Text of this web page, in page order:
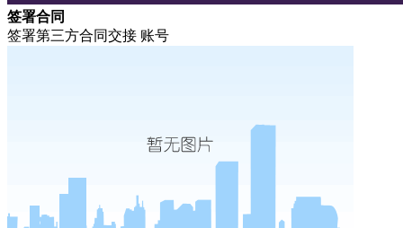
签署合同
签署第三方合同交接 账号